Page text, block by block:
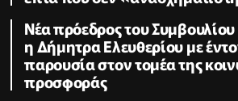
Νέα πρόεδρος του
η Δήμητρα Ελευθερίου με
παρουσία στον τομέα της
προσφοράς